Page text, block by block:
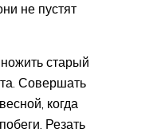
не пустят
старый
Совершать
когда
Резать